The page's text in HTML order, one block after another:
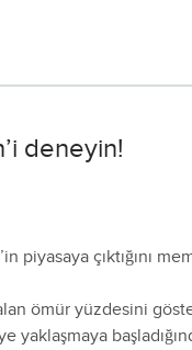
deneyin!
’in piyasaya çıktığını
ömür yüzdesini